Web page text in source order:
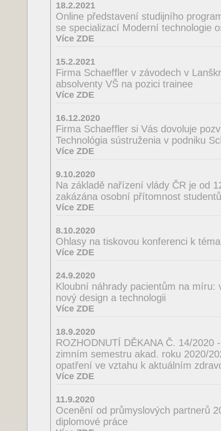
18.2.2021
Online představení studijního
se specializací Moderní technologie
Více ZDE
15.2.2021
Firma Schaeffler v závodech v
absolventy VŠ na pozici trainee
Více ZDE
16.12.2020
Firma Schaeffler si Vás dovoluje
Technológia sústruženia v podniku
Více ZDE
9.10.2020
Na základě nařízení vlády ČR je od
zakázána osobní přítomnost
Více ZDE
8.10.2020
Ohlasy na tiskovou konferenci k
Více ZDE
24.9.2020
Kloubní náhrady pacientům na míru:
nový design a technologii
Více ZDE
18.9.2020
ROZHODNUTÍ DĚKANA Č. 14/2020
zimním semestru akad. roku 2020/
opatření ve vztahu k aktuálním
Více ZDE
11.9.2020
Ocenění od průmyslových partnerů
diplomové práce